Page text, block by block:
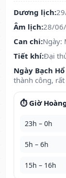
Dương lịch:
Âm lịch:28/
Can chi:Ngày:
Tiết khí:Đại
Ngày Bạch Hổ
thành công,
⏱️ Giờ
23h – 0h
5h – 6h
15h – 16h